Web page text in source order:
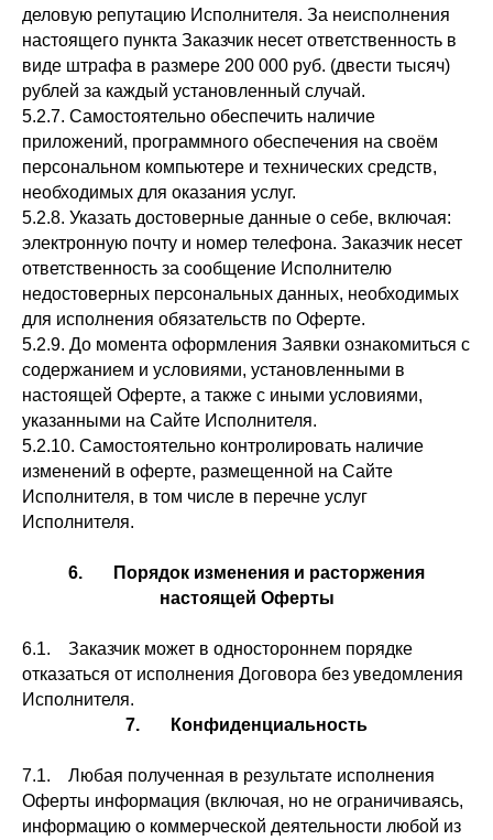
деловую репутацию Исполнителя. За неисполнения
настоящего пункта Заказчик несет ответственность в
виде штрафа в размере 200 000 руб. (двести тысяч)
рублей за каждый установленный случай.
5.2.7. Самостоятельно обеспечить наличие
приложений, программного обеспечения на своём
персональном компьютере и технических средств,
необходимых для оказания услуг.
5.2.8. Указать достоверные данные о себе, включая:
электронную почту и номер телефона. Заказчик несет
ответственность за сообщение Исполнителю
недостоверных персональных данных, необходимых
для исполнения обязательств по Оферте.
5.2.9. До момента оформления Заявки ознакомиться с
содержанием и условиями, установленными в
настоящей Оферте, а также с иными условиями,
указанными на Сайте Исполнителя.
5.2.10. Самостоятельно контролировать наличие
изменений в оферте, размещенной на Сайте
Исполнителя, в том числе в перечне услуг
Исполнителя.
6. Порядок изменения и расторжения
настоящей Оферты
6.1. Заказчик может в одностороннем порядке
отказаться от исполнения Договора без уведомления
Исполнителя.
7. Конфиденциальность
7.1. Любая полученная в результате исполнения
Оферты информация (включая, но не ограничиваясь,
информацию о коммерческой деятельности любой из